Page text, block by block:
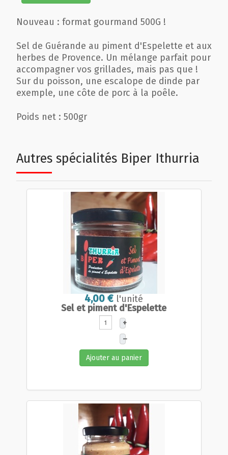
Nouveau : format gourmand 500G !
Sel de Guérande au piment d'Espelette et aux
herbes de Provence. Un mélange parfait pour
accompagner vos grillades, mais pas que !
Sur du poisson, une escalope de dinde par
exemple, une côte de porc à la poêle.
Poids net : 500gr
Autres spécialités Biper Ithurria
4,00 € l'unité
Sel et piment d'Espelette
+
–
Ajouter au panier